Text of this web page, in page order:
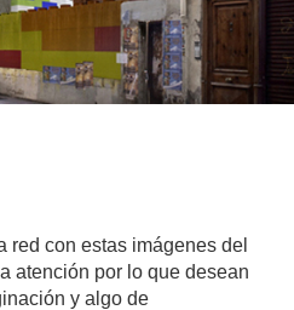
red con estas imágenes del
atención por lo que desean
y algo de